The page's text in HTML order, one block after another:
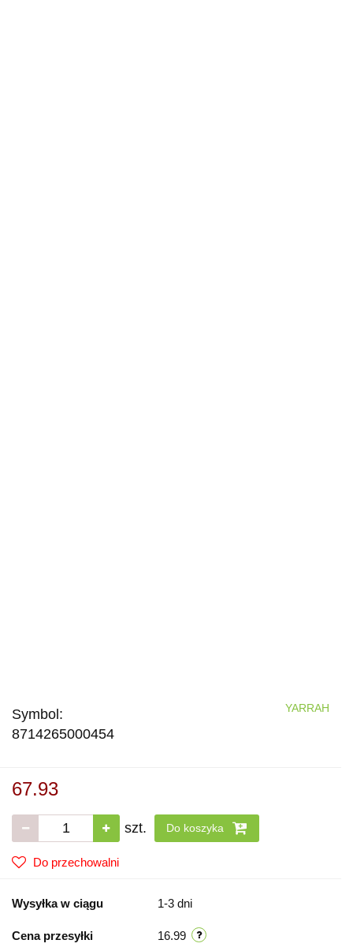
Symbol:
8714265000454
YARRAH
67.93
szt. Do koszyka
Do przechowalni
Wysyłka w ciągu 1-3 dni
Cena przesyłki 16.99